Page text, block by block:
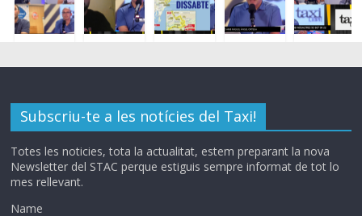
Subscriu-te a les notícies del Taxi!
Totes les noticies, tota la actualitat, estem preparant la nova
Newsletter del STAC perque estiguis sempre informat de tot lo
mes rellevant.
Name